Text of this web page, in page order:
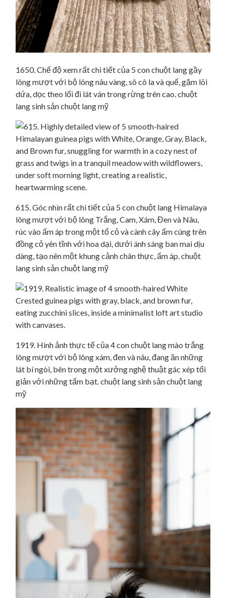
1650. Chế độ xem rất chi tiết của 5 con chuột lang gầy
lông mượt với bộ lông nâu vàng, sô cô la và quế, gặm lõi
dứa, dọc theo lối đi lát ván trong rừng trên cao. chuột
lang sinh sản chuột lang mỹ
615. Góc nhìn rất chi tiết của 5 con chuột lang Himalaya
lông mượt với bộ lông Trắng, Cam, Xám, Đen và Nâu,
rúc vào ấm áp trong một tổ cỏ và cành cây ấm cúng trên
đồng cỏ yên tĩnh với hoa dại, dưới ánh sáng ban mai dịu
dàng, tạo nên một khung cảnh chân thực, ấm áp. chuột
lang sinh sản chuột lang mỹ
1919. Hình ảnh thực tế của 4 con chuột lang mào trắng
lông mượt với bộ lông xám, đen và nâu, đang ăn những
lát bí ngòi, bên trong một xưởng nghệ thuật gác xép tối
giản với những tấm bạt. chuột lang sinh sản chuột lang
mỹ